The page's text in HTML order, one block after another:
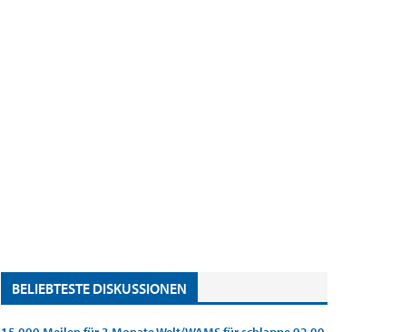
BELIEBTESTE DISKUSSIONEN